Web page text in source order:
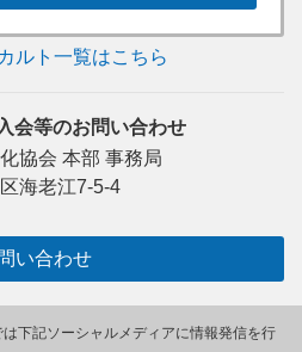
ルト一覧はこちら
会等のお問い合わせ
協会 本部 事務局
海老江7-5-4
い合わせ
下記ソーシャルメディアに情報発信を行